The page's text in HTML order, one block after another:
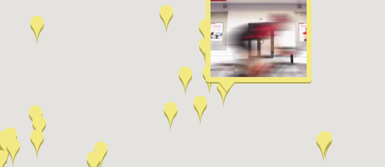
Харків Одесса
Івано-Франківськ
Хмельницький Вінниця